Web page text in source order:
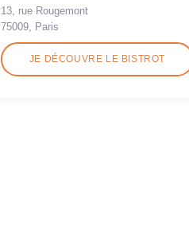
13, rue Rougemont
75009, Paris
JE DÉCOUVRE LE BISTROT